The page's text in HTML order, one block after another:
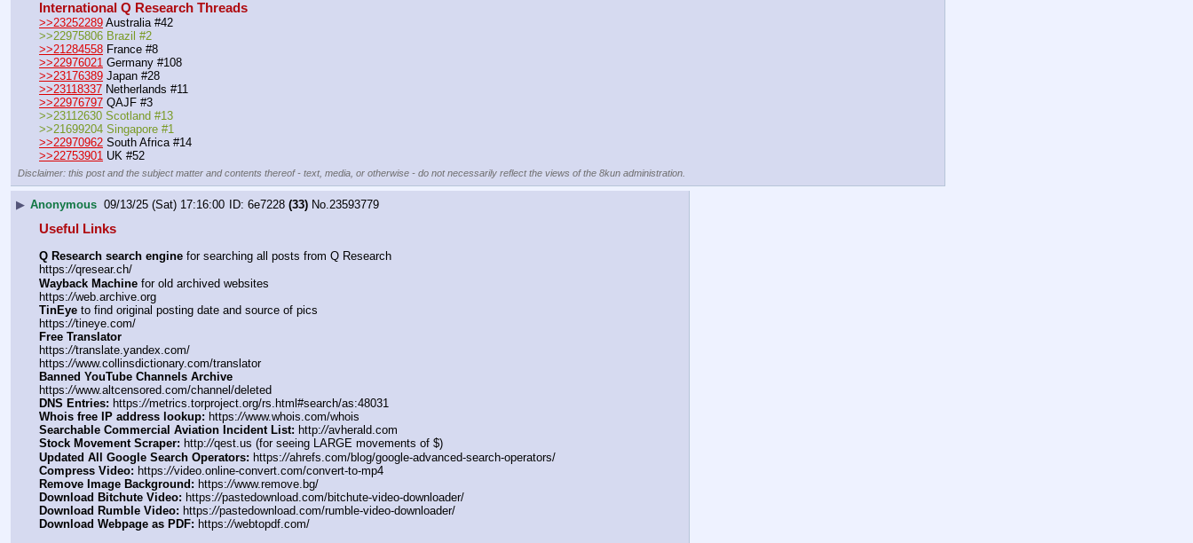
International Q Research Threads
>>23252289 Australia #42
>>22975806 Brazil #2
>>21284558 France #8
>>22976021 Germany #108
>>23176389 Japan #28
>>23118337 Netherlands #11
>>22976797 QAJF #3
>>23112630 Scotland #13
>>21699204 Singapore #1
>>22970962 South Africa #14
>>22753901 UK #52
Disclaimer: this post and the subject matter and contents thereof - text, media, or otherwise - do not necessarily reflect the views of the 8kun administration.
▶ Anonymous 09/13/25 (Sat) 17:16:00 6e7228 (33) No. 23593779
Useful Links
Q Research search engine for searching all posts from Q Research
https://qresear.ch/
Wayback Machine for old archived websites
https://web.archive.org
TinEye to find original posting date and source of pics
https://tineye.com/
Free Translator
https://translate.yandex.com/
https://www.collinsdictionary.com/translator
Banned YouTube Channels Archive
https://www.altcensored.com/channel/deleted
DNS Entries: https://metrics.torproject.org/rs.html#search/as:48031
Whois free IP address lookup: https://www.whois.com/whois
Searchable Commercial Aviation Incident List: http://avherald.com
Stock Movement Scraper: http://qest.us (for seeing LARGE movements of $)
Updated All Google Search Operators: https://ahrefs.com/blog/google-advanced-search-operators/
Compress Video: https://video.online-convert.com/convert-to-mp4
Remove Image Background: https://www.remove.bg/
Download Bitchute Video: https://pastedownload.com/bitchute-video-downloader/
Download Rumble Video: https://pastedownload.com/rumble-video-downloader/
Download Webpage as PDF: https://webtopdf.com/